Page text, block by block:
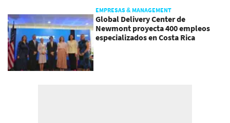
EMPRESAS & MANAGEMENT
Global Delivery Center de
Newmont proyecta 400 empleos
especializados en Costa Rica